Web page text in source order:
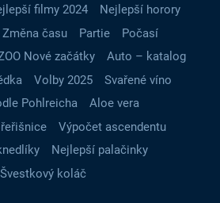
filmy 2024
Nejlepší horory
Změna času Partie
Počasí
Nové začátky
Auto – katalog
Volby 2025
Svařené víno
Pohlreicha
Aloe vera
Výpočet ascendentu
Nejlepší palačinky
Švestkový koláč